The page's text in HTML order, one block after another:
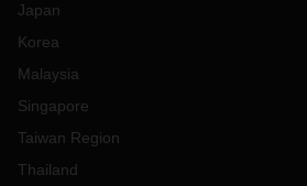
Japan
Korea
Malaysia
Singapore
Taiwan Region
Thailand